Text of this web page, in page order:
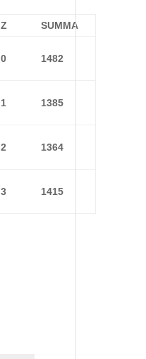
Z SUMMA
0 1482
1 1385
2 1364
3 1415